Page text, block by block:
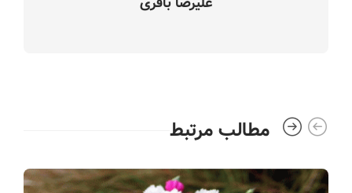
مطالب مرتبط